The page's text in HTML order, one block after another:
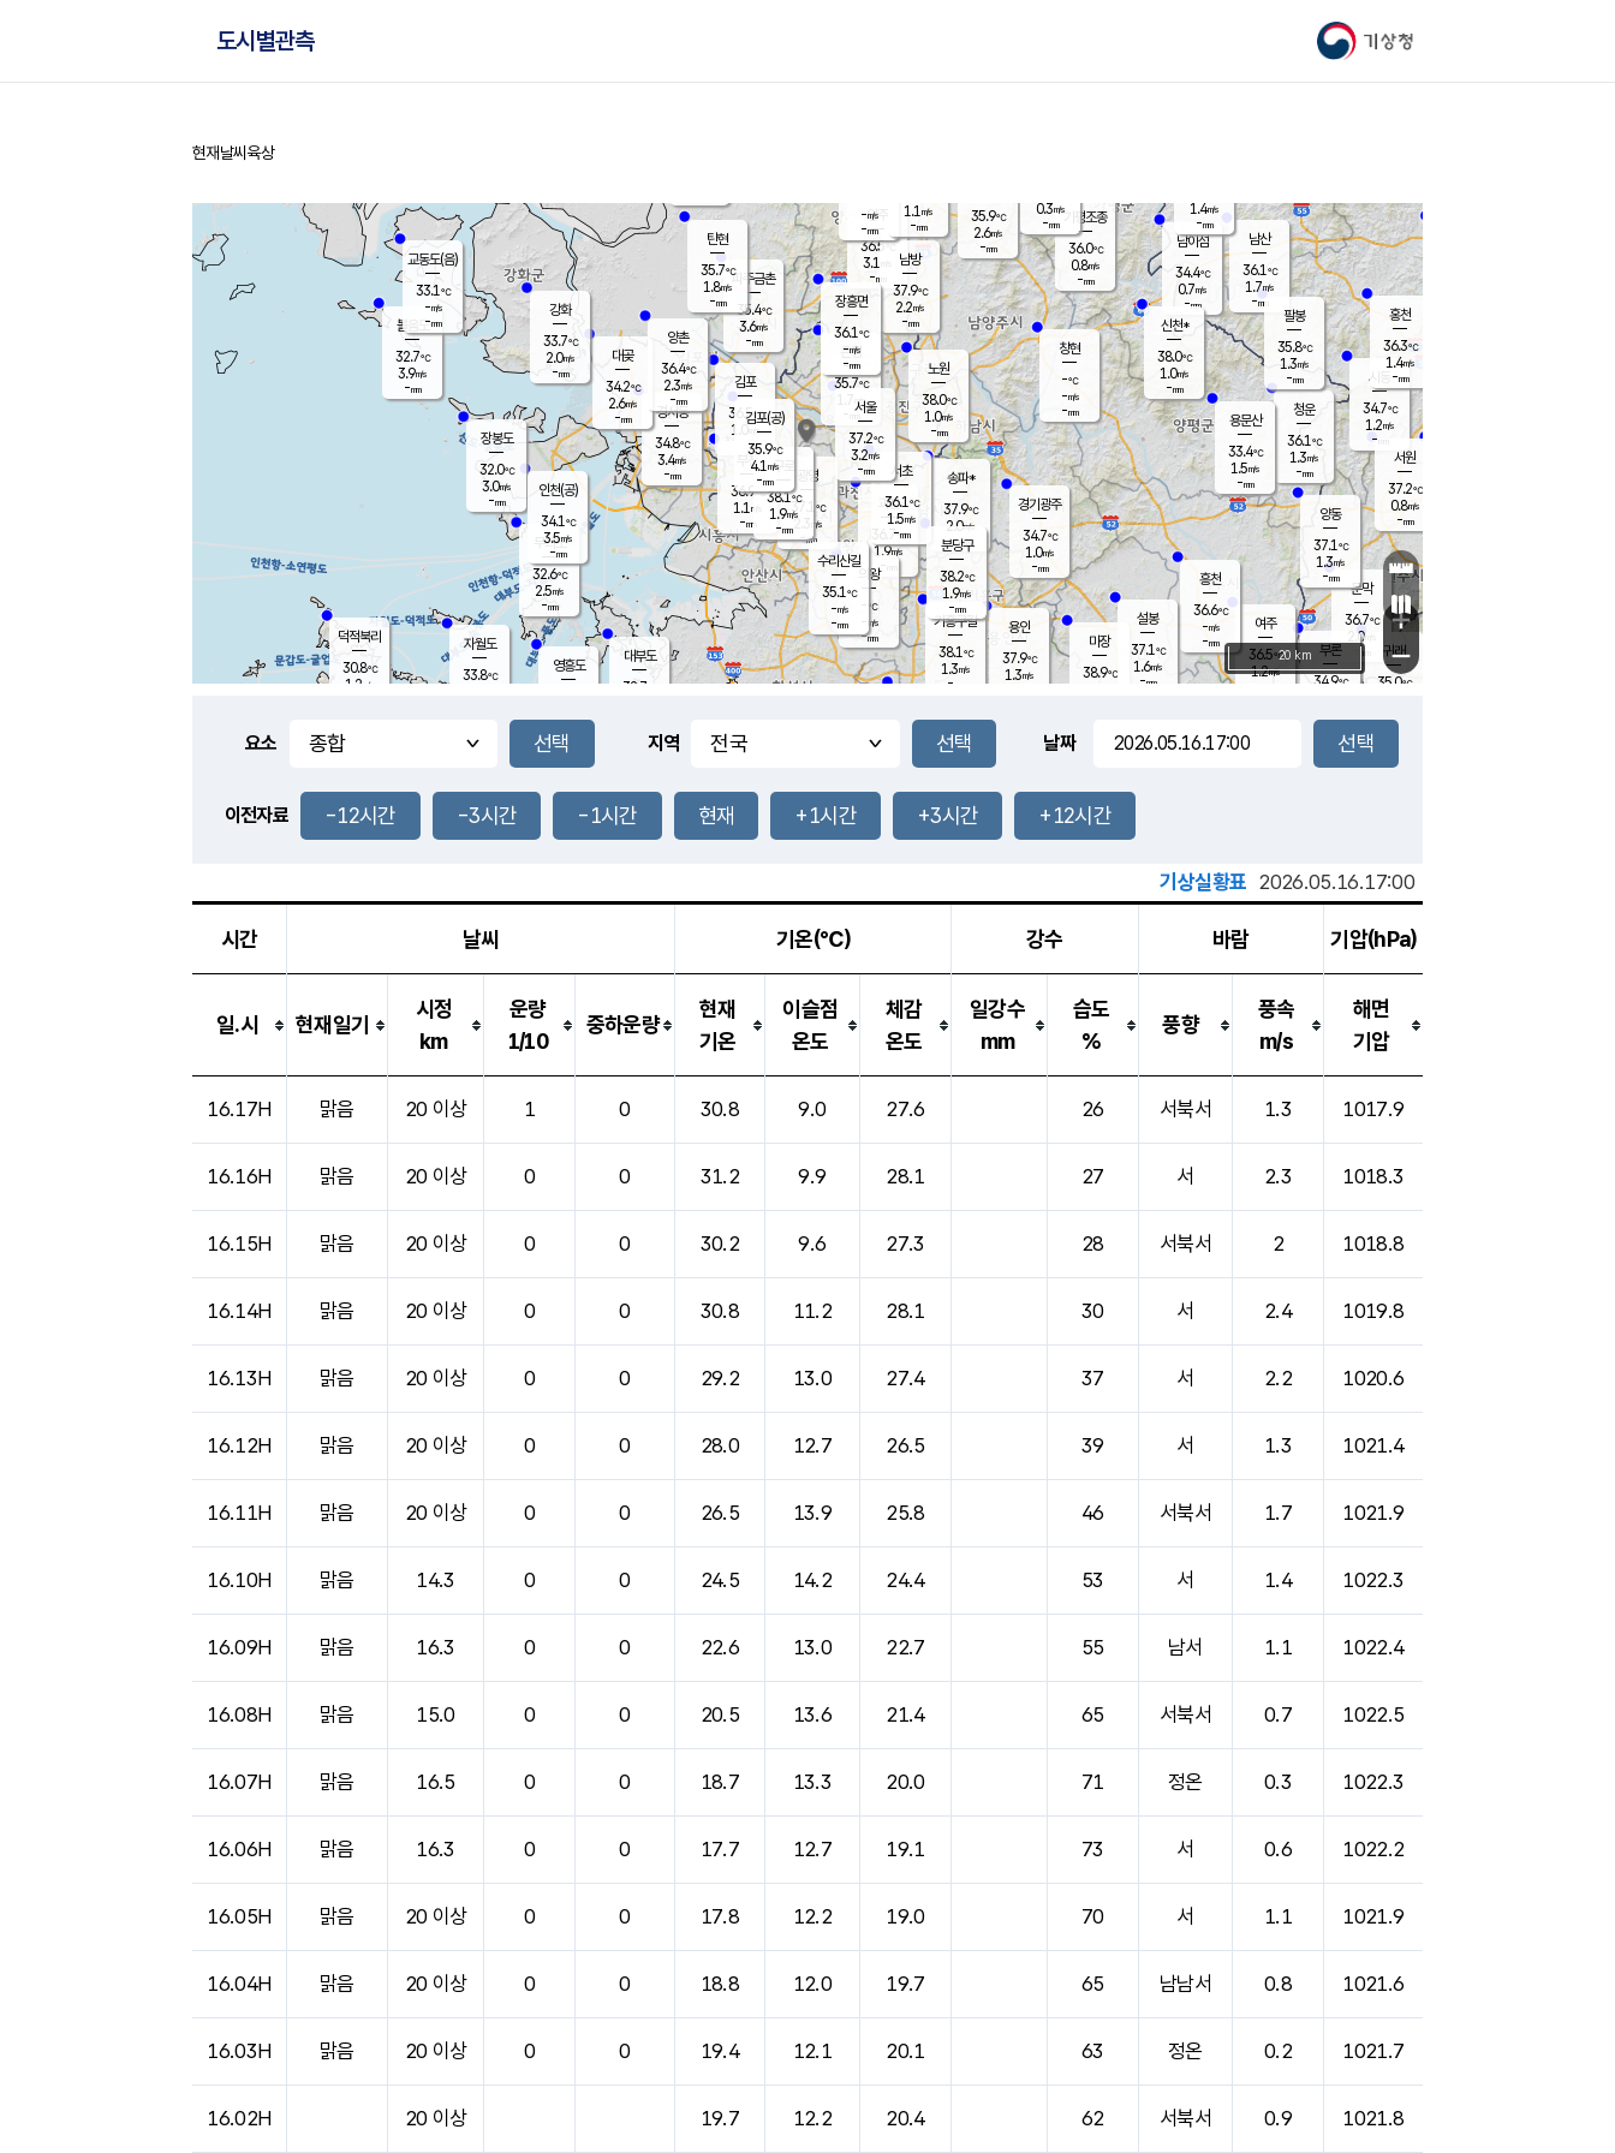
기상청
도시별관측
홈
현재날씨 육상
풍도
2.5m/s
문막
36.7℃
2.0m/s
mm
남이섬
34.4℃
0.7m/s
-mm
무의도
32.6℃
2.5m/s
-mm
영흥도
볼음도
32.7℃
3.9m/s
-mm
자월도
33.8℃
양주
36.5℃
3.1
-mm
부론
34.9℃
과천
36.7℃
1.9m/s
- mm
남산
36.1℃
1.7m/s
-mm
장봉도
32.0℃
3.0m/s
-mm
-mm
청운
36.1℃
1.3m/s
-mm
팔봉
35.8℃
1.3m/s
-mm
-mm
용인
37.9℃
1.3m/s
여주
36.5℃
1.2m/s
양동
37.1℃
1.3m/s
-mm
경기광주
34.7℃
1.0m/s
-mm
장호원
1.4m/s
-mm
33.8
℃
대부도
32.7
-
경서동
34.8℃
3.4m/s
-mm
파주금촌
35.4℃
3.6m/s
-mm
가평조종
36.0℃
0.8m/s
-mm
35.9℃
2.6m/s
-mm
대곶
34.2℃
2.6m/s
-mm
신천*
38.0℃
1.0m/s
-mm
창현
-℃
-m/s
-mm
탄현
35.7℃
1.8m/s
-mm
0.3m/s
-mm
38.0℃
1.1m/s
-mm
흥천
36.6℃
-m/s
-mm
마장
38.9℃
의왕
- ℃
-m/s
-mm
김포
36.5℃
1.0 m/s
mm
설봉
37.1℃
1.6m/s
-mm
광명
37.1
℃
2.3 m/s
-mm
부천
36.9℃
1.1 m/s
-mm
-mm
양촌
36.4℃
2.3m/s
-mm
구로
38.1℃
1.9m/s
-mm
은평
35.7℃
1.7 m/s
- mm
노원
38.0℃
1.0m/s
-mm
송파*
37.9℃
2.0m/s
-mm
서초
36.1℃
1.5m/s
-mm
남방
37.9℃
2.2m/s
-mm
기흥구갈
38.1℃
1.3m/s
-
수리산길
35.1℃
-m/s
-mm
분당구
38.2℃
1.9m/s
-mm
장흥면
36.1℃
-m/s
-mm
-m/s
-mm
시동
34.7℃
1.2m/s
- mm
귀래
35.0℃
서원
37.2℃
0.8m/s
-mm
용문산
33.4℃
1.5m/s
-mm
덕적북리
30.8℃
1.2 m/s
홍천
36.3℃
1.4m/s
-mm
강화
33.7℃
2.0m/s
-mm
인천(공)
34.1℃
3.5m/s
-mm
김포(공)
35.9℃
4.1 m/s
-mm
서울
37.2℃
3.2m/s
-mm
1.1 m/s
-mm
교동도(음)
33.1℃
-m/s
-mm
+
−
20 km
요소 지역 날짜
이전자료 -12시간 -3시간 -1시간 현재 +1시간 +3시간 +12시간
기상실황표 2026.05.16.17:00
시간 날씨 기온(℃) 강수 바람 기압(hPa)
일.시 현재일기
시정
km
운량
1/10
중하운량
현재
기온
이슬점
온도
체감
온도
일강수
mm
습도
%
풍향
풍속
m/s
해면
기압
16.17H 맑음 20 이상 1 0 30.8 9.0 27.6 26 서북서 1.3 1017.9
16.16H 맑음 20 이상 0 0 31.2 9.9 28.1 27 서 2.3 1018.3
16.15H 맑음 20 이상 0 0 30.2 9.6 27.3 28 서북서 2 1018.8
16.14H 맑음 20 이상 0 0 30.8 11.2 28.1 30 서 2.4 1019.8
16.13H 맑음 20 이상 0 0 29.2 13.0 27.4 37 서 2.2 1020.6
16.12H 맑음 20 이상 0 0 28.0 12.7 26.5 39 서 1.3 1021.4
16.11H 맑음 20 이상 0 0 26.5 13.9 25.8 46 서북서 1.7 1021.9
16.10H 맑음 14.3 0 0 24.5 14.2 24.4 53 서 1.4 1022.3
16.09H 맑음 16.3 0 0 22.6 13.0 22.7 55 남서 1.1 1022.4
16.08H 맑음 15.0 0 0 20.5 13.6 21.4 65 서북서 0.7 1022.5
16.07H 맑음 16.5 0 0 18.7 13.3 20.0 71 정온 0.3 1022.3
16.06H 맑음 16.3 0 0 17.7 12.7 19.1 73 서 0.6 1022.2
16.05H 맑음 20 이상 0 0 17.8 12.2 19.0 70 서 1.1 1021.9
16.04H 맑음 20 이상 0 0 18.8 12.0 19.7 65 남남서 0.8 1021.6
16.03H 맑음 20 이상 0 0 19.4 12.1 20.1 63 정온 0.2 1021.7
16.02H 20 이상 19.7 12.2 20.4 62 서북서 0.9 1021.8